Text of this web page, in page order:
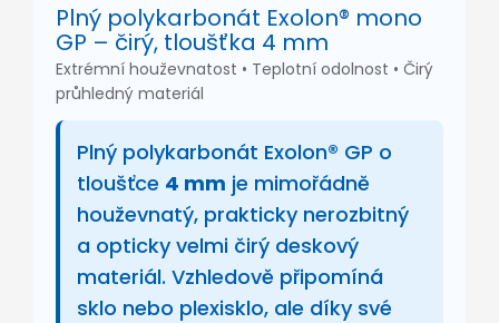
Plný polykarbonát Exolon® mono
GP – čirý, tloušťka 4 mm
Extrémní houževnatost • Teplotní odolnost • Čirý
průhledný materiál
Plný polykarbonát Exolon® GP o
tloušťce 4 mm je mimořádně
houževnatý, prakticky nerozbitný
a opticky velmi čirý deskový
materiál. Vzhledově připomíná
sklo nebo plexisklo, ale díky své